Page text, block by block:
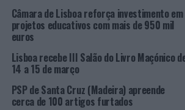
a detenção do suspeito e apreensão do
no cometimento do crime.
O detido foi notificado para se
Interrogatório Judicial, para aplicação
medidas de coação.
Câmara de Lisboa reforça investimento em
projetos educativos com mais de 950 mil
euros
Lisboa recebe III Salão do Livro Maçónico
14 a 15 de março
PSP de Santa Cruz (Madeira) apreende
cerca de 100 artigos furtados